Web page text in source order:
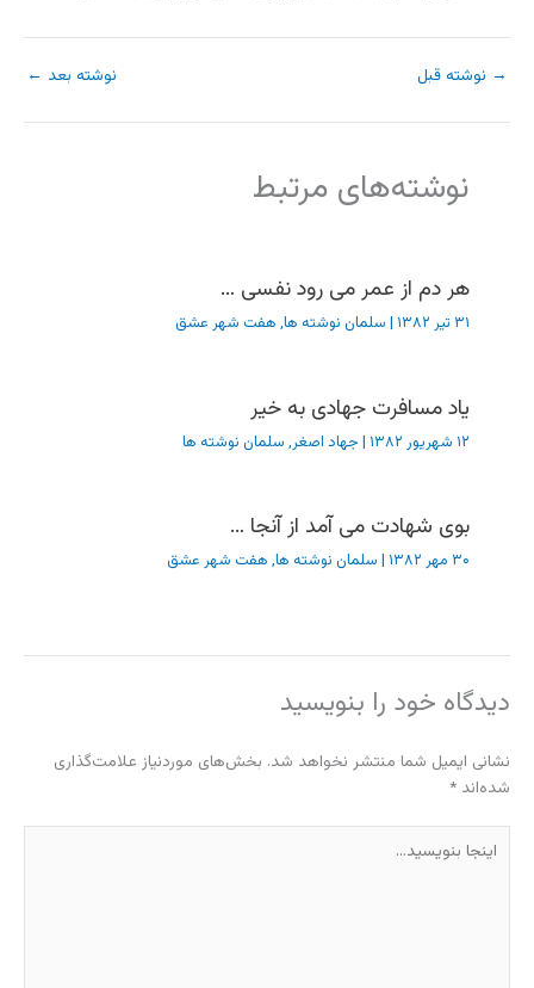
→ نوشته قبل نوشته بعد ←
نوشته‌های مرتبط
هر دم از عمر می رود نفسی …
۳۱ تیر ۱۳۸۲ | سلمان نوشته ها, هفت شهر عشق
یاد مسافرت جهادی به خیر
۱۲ شهریور ۱۳۸۲ | جهاد اصغر, سلمان نوشته ها
بوی شهادت می آمد از آنجا …
۳۰ مهر ۱۳۸۲ | سلمان نوشته ها, هفت شهر عشق
دیدگاه‌ خود را بنویسید
نشانی ایمیل شما منتشر نخواهد شد. بخش‌های موردنیاز علامت‌گذاری
شده‌اند *
بنویسید…